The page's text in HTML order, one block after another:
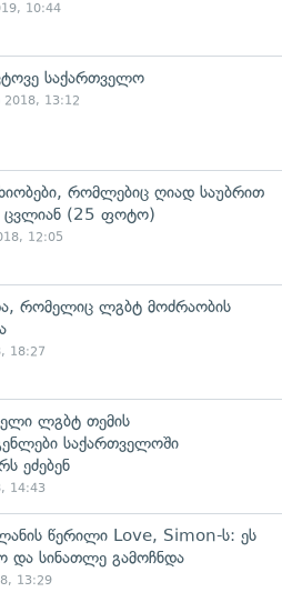
10:44
საქართველო
2018, 13:12
რომლებიც ღიად საუბრით
ცვლიან (25 ფოტო)
12:05
რომელიც ლგბტ მოძრაობის
18:27
ლგბტ თემის
საქართველოში
ეძებენ
14:43
წერილი Love, Simon-ს: ეს
და სინათლე გამოჩნდა
13:29